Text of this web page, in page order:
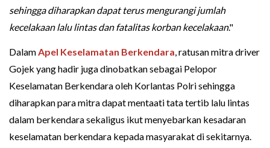
sehingga diharapkan dapat terus mengurangi jumlah
kecelakaan lalu lintas dan fatalitas korban kecelakaan."
Dalam Apel Keselamatan Berkendara , ratusan mitra driver
Gojek yang hadir juga dinobatkan sebagai Pelopor
Keselamatan Berkendara oleh Korlantas Polri sehingga
diharapkan para mitra dapat mentaati tata tertib lalu lintas
dalam berkendara sekaligus ikut menyebarkan kesadaran
keselamatan berkendara kepada masyarakat di sekitarnya.